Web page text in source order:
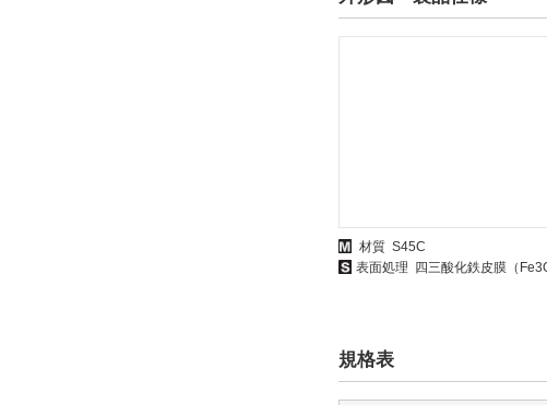
材質 S45C
表面処理 四三酸化鉄皮膜（
規格表